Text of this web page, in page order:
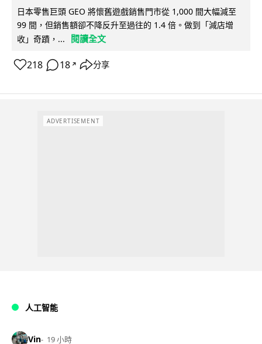
日本零售巨頭 GEO 將懷舊遊戲銷售門市從 1,000 間大幅減至
99 間，但銷售額卻不降反升至過往的 1.4 倍。做到「減店增
收」奇蹟，...
閱讀全文
218 18 ↗ 分享
ADVERTISEMENT
人工智能
Vin 19 小時